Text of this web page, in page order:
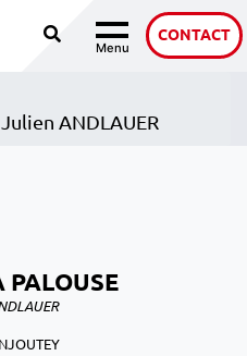
Recherche
MenuNavigation
CONTACT
ANDLAUER
PALOUSE